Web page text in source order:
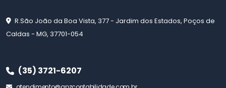
R.São João da Boa Vista, 377 - Jardim dos Estados, Poços de
Caldas - MG, 37701-054
(35) 3721-6207